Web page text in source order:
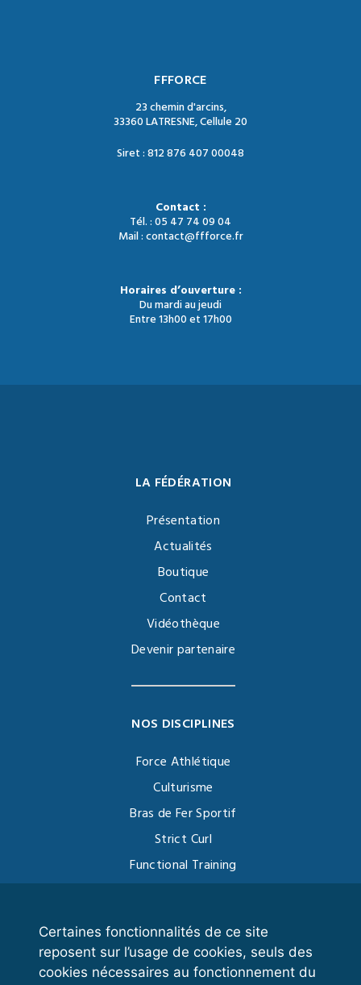
Certaines fonctionnalités de ce site
reposent sur l’usage de cookies, seuls des
cookies nécessaires au fonctionnement du
FFFORCE
23 chemin d'arcins,
33360 LATRESNE, Cellule 20
Siret : 812 876 407 00048
Contact :
Tél. : 05 47 74 09 04
Mail : contact@ffforce.fr
Horaires d’ouverture :
Du mardi au jeudi
Entre 13h00 et 17h00
LA FÉDÉRATION
Présentation
Actualités
Boutique
Contact
Vidéothèque
Devenir partenaire
NOS DISCIPLINES
Force Athlétique
Culturisme
Bras de Fer Sportif
Strict Curl
Functional Training
VOS ESPACES